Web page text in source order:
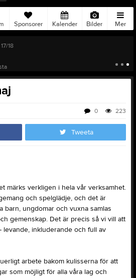
Sponsorer Kalender Bilder Mer
18
223
0
Tweeta
märks verkligen i hela vår verksamhet.
och spelglädje, och det är
barn, ungdomar och vuxna samlas
gemenskap. Det är precis så vi vill att
levande, inkluderande och full av
arbete bakom kulisserna för att
som möjligt för alla våra lag och